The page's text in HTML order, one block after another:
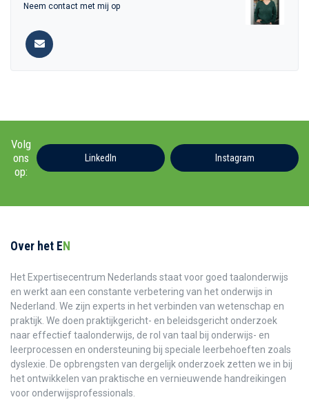
Neem contact met mij op
Volg
ons
op:
LinkedIn Instagram
Over het EN
Het Expertisecentrum Nederlands staat voor goed taalonderwijs
en werkt aan een constante verbetering van het onderwijs in
Nederland. We zijn experts in het verbinden van wetenschap en
praktijk. We doen praktijkgericht- en beleidsgericht onderzoek
naar effectief taalonderwijs, de rol van taal bij onderwijs- en
leerprocessen en ondersteuning bij speciale leerbehoeften zoals
dyslexie. De opbrengsten van dergelijk onderzoek zetten we in bij
het ontwikkelen van praktische en vernieuwende handreikingen
voor onderwijsprofessionals.